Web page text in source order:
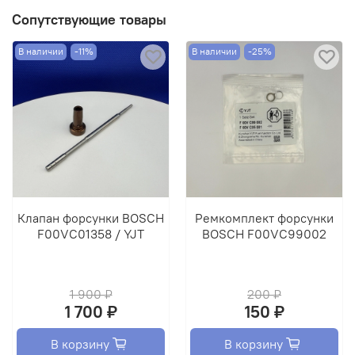
Сопутствующие товары
В наличии -11%
Клапан форсунки BOSCH
F00VC01358 / YJT
1 900 ₽
1 700 ₽
В корзину
В наличии -25%
Ремкомплект форсунки
BOSCH F00VC99002
200 ₽
150 ₽
В корзину